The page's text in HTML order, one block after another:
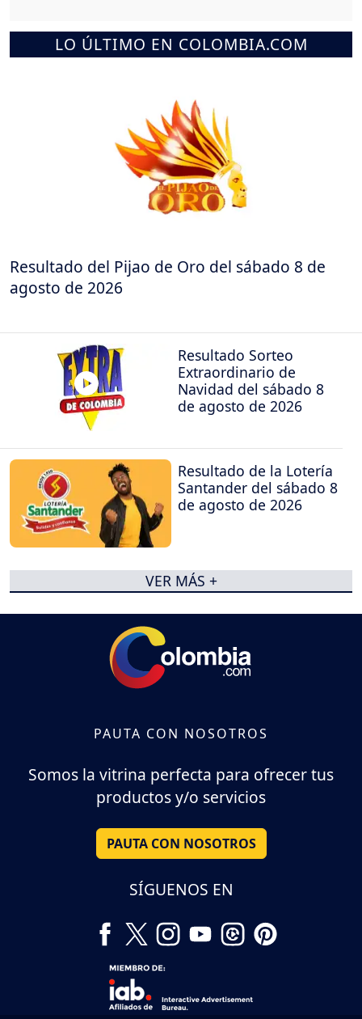
LO ÚLTIMO EN COLOMBIA.COM
Resultado del Pijao de Oro del sábado 8 de
agosto de 2026
Resultado Sorteo
Extraordinario de
Navidad del sábado 8
de agosto de 2026
Resultado de la Lotería
Santander del sábado 8
de agosto de 2026
VER MÁS +
PAUTA CON NOSOTROS
Somos la vitrina perfecta para ofrecer tus
productos y/o servicios
PAUTA CON NOSOTROS
SÍGUENOS EN